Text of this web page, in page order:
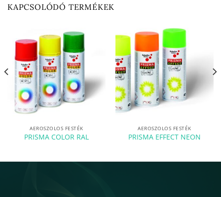
KAPCSOLÓDÓ TERMÉKEK
AEROSZOLOS FESTÉK
PRISMA COLOR RAL
AEROSZOLOS FESTÉK
PRISMA EFFECT NEON